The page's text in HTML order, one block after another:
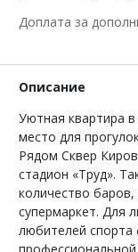
Доплата за
Описание
Уютная квартира
место для
Рядом Сквер
стадион «Труд».
количество
супермаркет. Для
любителей